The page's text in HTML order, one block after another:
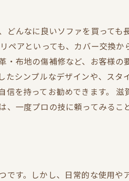
んなに良いソファを買って
ペアといっても、カバー交換
布地の傷補修など、お客様
たシンプルなデザインや、ス
を持ってお勧めできます。
一度プロの技に頼ってみるこ
す。しかし、日常的な使用